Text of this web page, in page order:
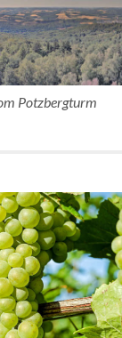
Potzbergturm